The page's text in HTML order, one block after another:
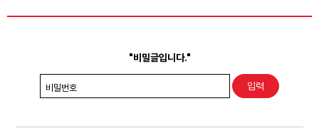
"비밀글입니다."
비밀번호
노동상담
권리찾기수첩 검색
찾아보기
Sketchbook5, 스케치북5